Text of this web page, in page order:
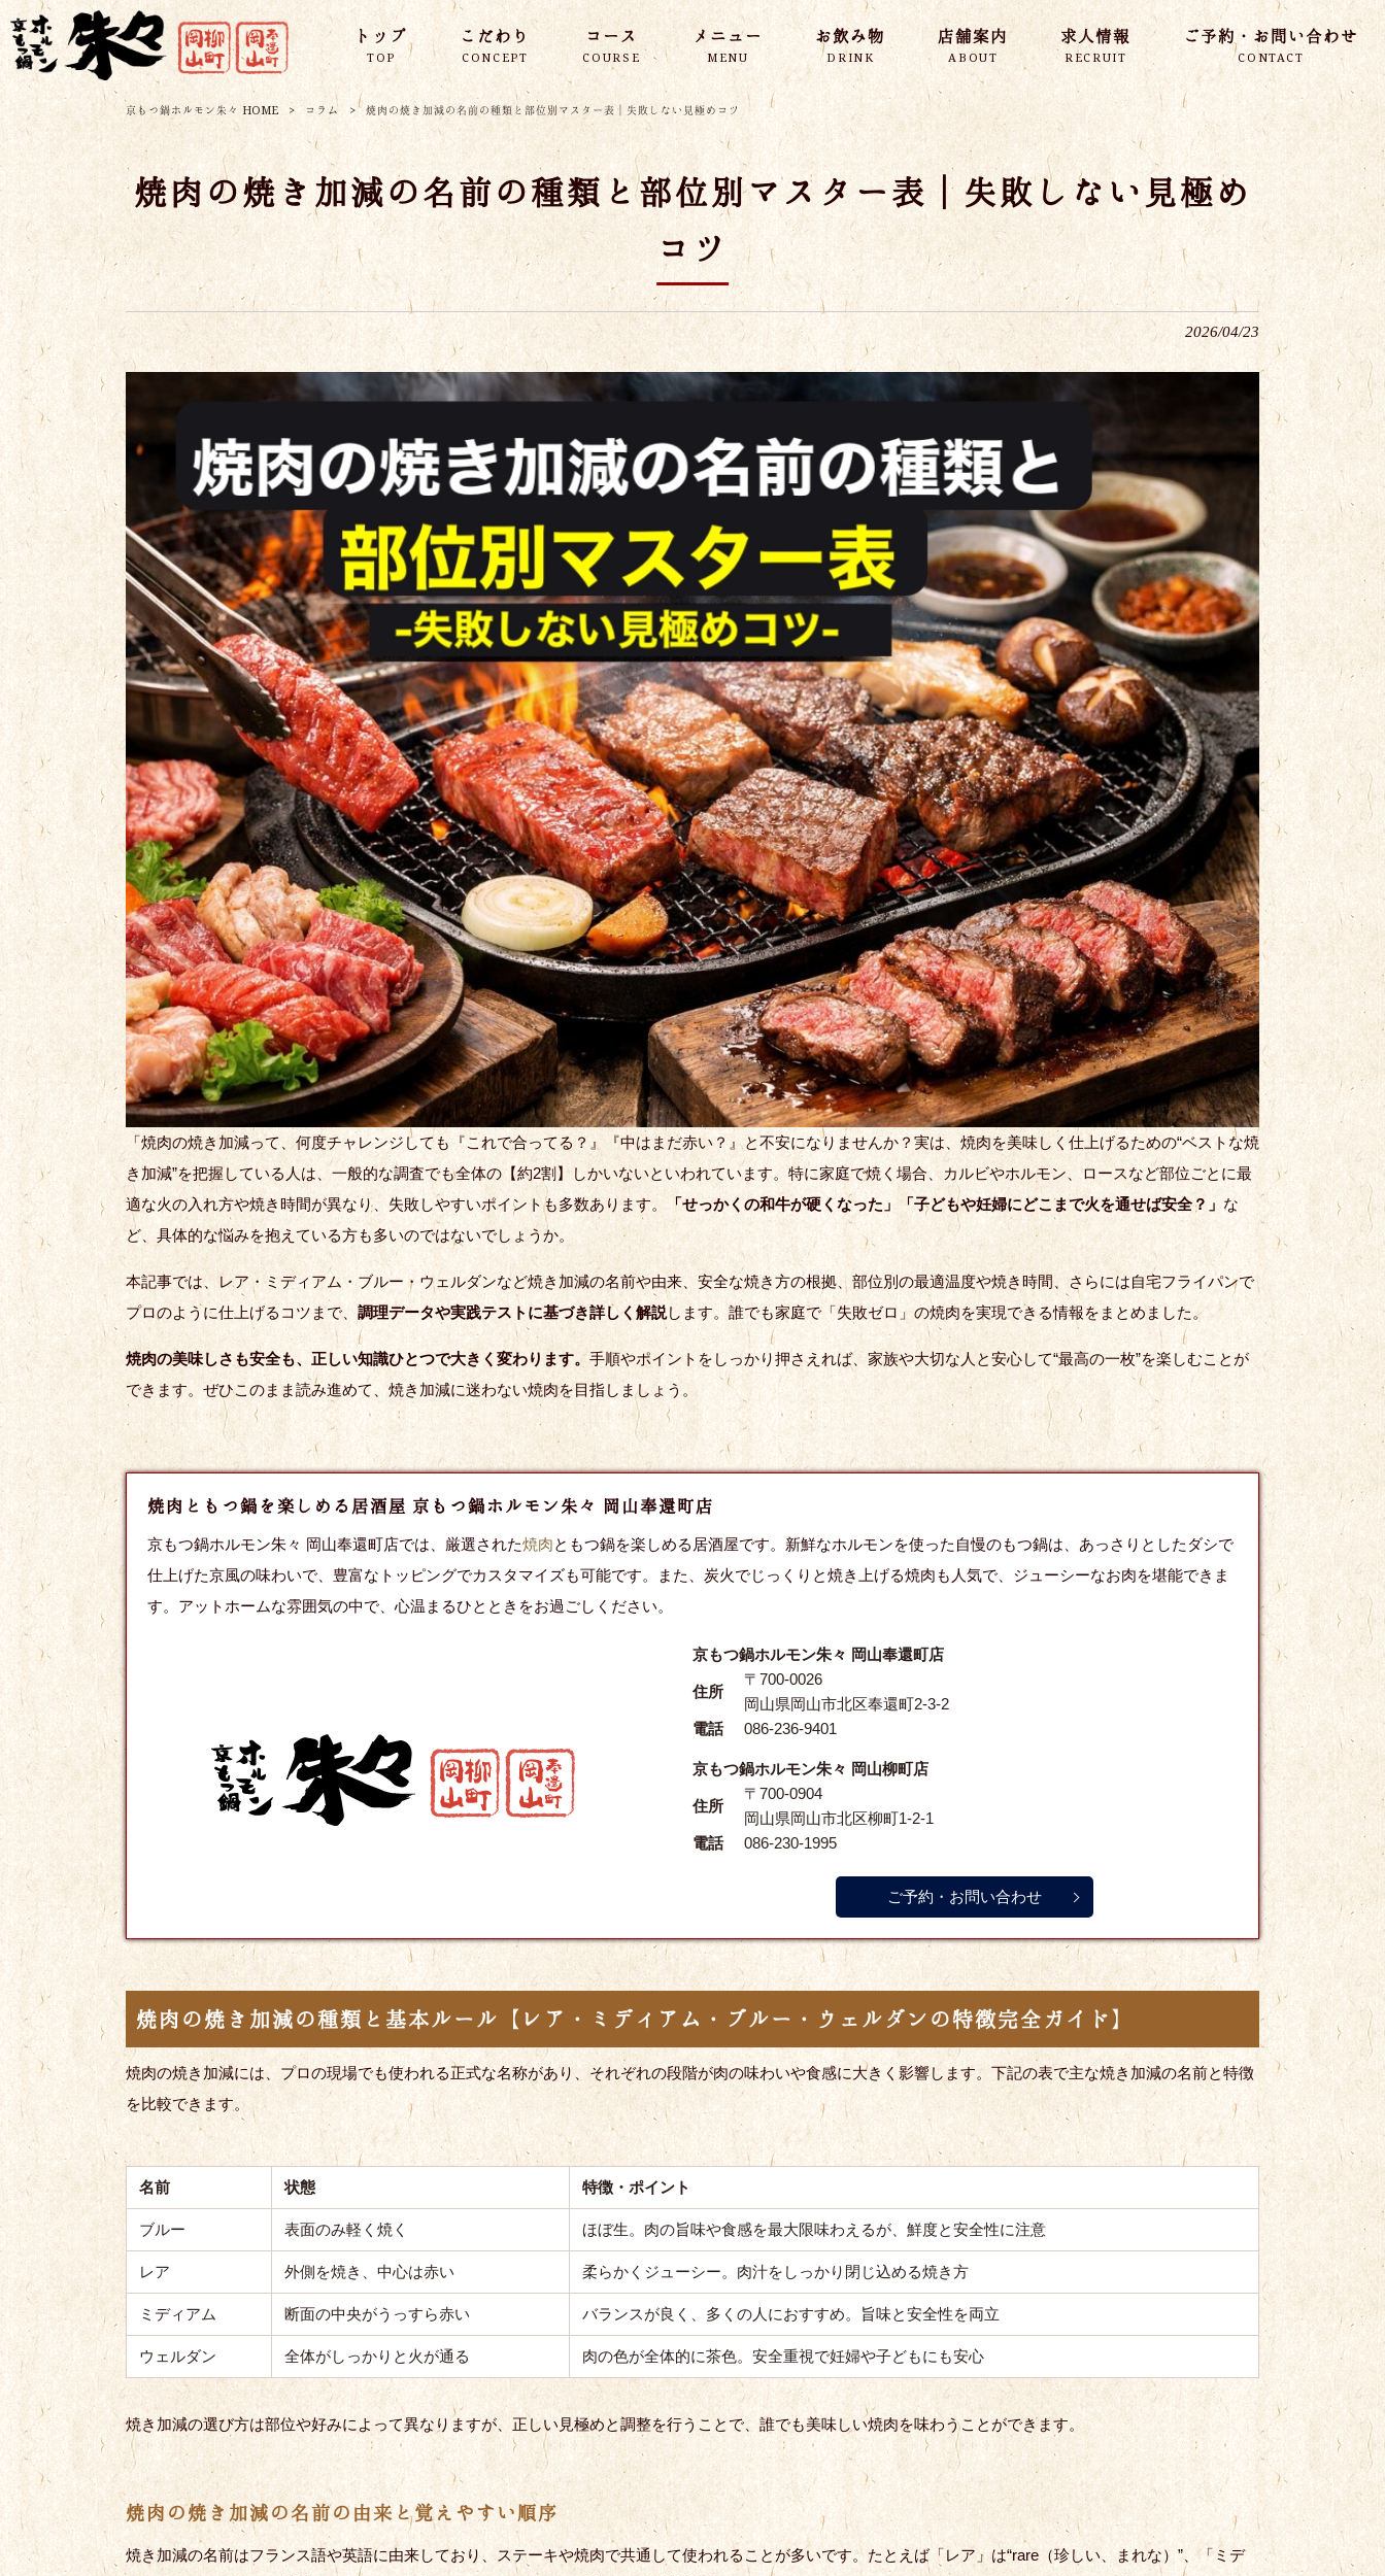
トップ
TOP
こだわり
CONCEPT
コース
COURSE
メニュー
MENU
お飲み物
DRINK
店舗案内
ABOUT
求人情報
RECRUIT
ご予約・お問い合わせ
CONTACT
京もつ鍋ホルモン朱々 HOME > コラム > 焼肉の焼き加減の名前の種類と部位別マスター表｜失敗しない見極めコツ
焼肉の焼き加減の名前の種類と部位別マスター表｜失敗しない見極め
コツ
2026/04/23
「焼肉の焼き加減って、何度チャレンジしても『これで合ってる？』『中はまだ赤い？』と不安になりませんか？実は、焼肉を美味しく仕上げるための“ベストな焼
き加減”を把握している人は、一般的な調査でも全体の【約2割】しかいないといわれています。特に家庭で焼く場合、カルビやホルモン、ロースなど部位ごとに最
適な火の入れ方や焼き時間が異なり、失敗しやすいポイントも多数あります。「せっかくの和牛が硬くなった」「子どもや妊婦にどこまで火を通せば安全？」 な
ど、具体的な悩みを抱えている方も多いのではないでしょうか。
本記事では、レア・ミディアム・ブルー・ウェルダンなど焼き加減の名前や由来、安全な焼き方の根拠、部位別の最適温度や焼き時間、さらには自宅フライパンで
プロのように仕上げるコツまで、調理データや実践テストに基づき詳しく解説します。誰でも家庭で「失敗ゼロ」の焼肉を実現できる情報をまとめました。
焼肉の美味しさも安全も、正しい知識ひとつで大きく変わります。手順やポイントをしっかり押さえれば、家族や大切な人と安心して“最高の一枚”を楽しむことが
できます。ぜひこのまま読み進めて、焼き加減に迷わない焼肉を目指しましょう。
焼肉ともつ鍋を楽しめる居酒屋 京もつ鍋ホルモン朱々 岡山奉還町店
京もつ鍋ホルモン朱々 岡山奉還町店では、厳選された焼肉ともつ鍋を楽しめる居酒屋です。新鮮なホルモンを使った自慢のもつ鍋は、あっさりとしたダシで
仕上げた京風の味わいで、豊富なトッピングでカスタマイズも可能です。また、炭火でじっくりと焼き上げる焼肉も人気で、ジューシーなお肉を堪能できま
す。アットホームな雰囲気の中で、心温まるひとときをお過ごしください。
京もつ鍋ホルモン朱々 岡山奉還町店
住所
〒700-0026
岡山県岡山市北区奉還町2-3-2
電話
086-236-9401
京もつ鍋ホルモン朱々 岡山柳町店
住所
〒700-0904
岡山県岡山市北区柳町1-2-1
電話
086-230-1995
ご予約・お問い合わせ
焼肉の焼き加減の種類と基本ルール【レア・ミディアム・ブルー・ウェルダンの特徴完全ガイド】
焼肉の焼き加減には、プロの現場でも使われる正式な名称があり、それぞれの段階が肉の味わいや食感に大きく影響します。下記の表で主な焼き加減の名前と特徴
を比較できます。
名前 状態 特徴・ポイント
ブルー 表面のみ軽く焼く ほぼ生。肉の旨味や食感を最大限味わえるが、鮮度と安全性に注意
レア 外側を焼き、中心は赤い 柔らかくジューシー。肉汁をしっかり閉じ込める焼き方
ミディアム 断面の中央がうっすら赤い バランスが良く、多くの人におすすめ。旨味と安全性を両立
ウェルダン 全体がしっかりと火が通る 肉の色が全体的に茶色。安全重視で妊婦や子どもにも安心
焼き加減の選び方は部位や好みによって異なりますが、正しい見極めと調整を行うことで、誰でも美味しい焼肉を味わうことができます。
焼肉の焼き加減の名前の由来と覚えやすい順序
焼き加減の名前はフランス語や英語に由来しており、ステーキや焼肉で共通して使われることが多いです。たとえば「レア」は“rare（珍しい、まれな）”、「ミデ